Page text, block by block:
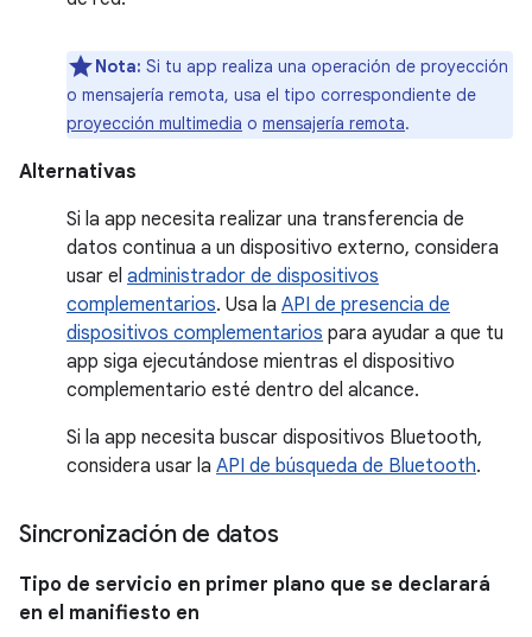
Nota: Si tu app realiza una operación de proyección
o mensajería remota, usa el tipo correspondiente de
proyección multimedia o mensajería remota.
Alternativas
Si la app necesita realizar una transferencia de
datos continua a un dispositivo externo, considera
usar el administrador de dispositivos
complementarios. Usa la API de presencia de
dispositivos complementarios para ayudar a que tu
app siga ejecutándose mientras el dispositivo
complementario esté dentro del alcance.
Si la app necesita buscar dispositivos Bluetooth,
considera usar la API de búsqueda de Bluetooth.
Sincronización de datos
Tipo de servicio en primer plano que se declarará
en el manifiesto en